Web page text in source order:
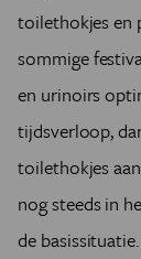
toilethokjes en
sommige
en urinoirs
tijdsverloop,
toilethokjes
nog steeds in
de